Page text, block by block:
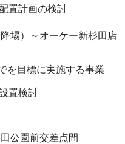
置計画の検討
場）～オーケー新杉田店
を目標に実施する事業
置検討
公園前交差点間